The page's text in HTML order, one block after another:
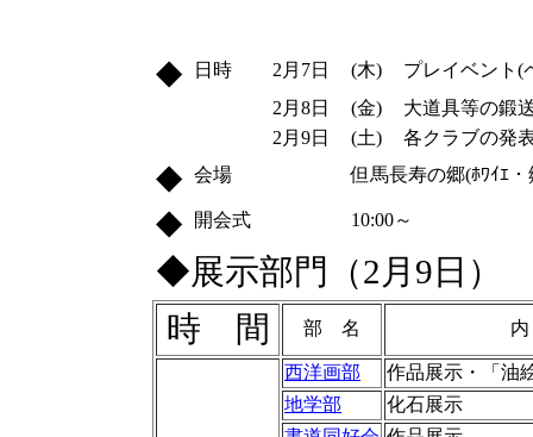
◆ 日時 2月7日 (木)
プレイベント(
2月8日
(金)
大道具等の鍛
2月9日
(土) 各クラブの発
◆ 会場 但馬長寿の郷(ﾎﾜｲｴ
◆ 開会式 10:00～
◆展示部門（2月9日）
時 間
部 名
西洋画部
作品展示・「油
地学部
化石展示